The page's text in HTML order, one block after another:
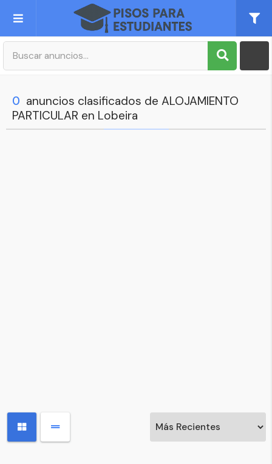
Publica tu Anuncio
Mi cuenta
0 anuncios clasificados de ALOJAMIENTO
PARTICULAR en Lobeira